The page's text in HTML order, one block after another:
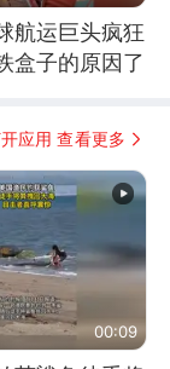
航运巨头疯狂
盒子的原因了
应用 查看更多
00:09